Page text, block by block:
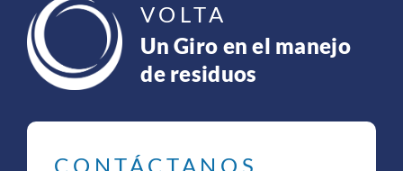
VOLTA
Un Giro en el manejo
de residuos
CONTÁCTANOS